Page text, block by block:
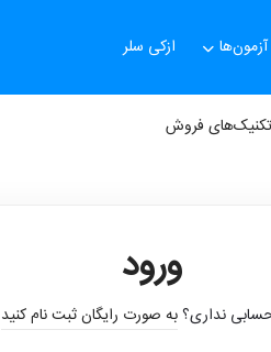
آزمون‌ها ازکی سلر
فروش
ورود
نداری؟به صورت رایگان ثبت نام کنید